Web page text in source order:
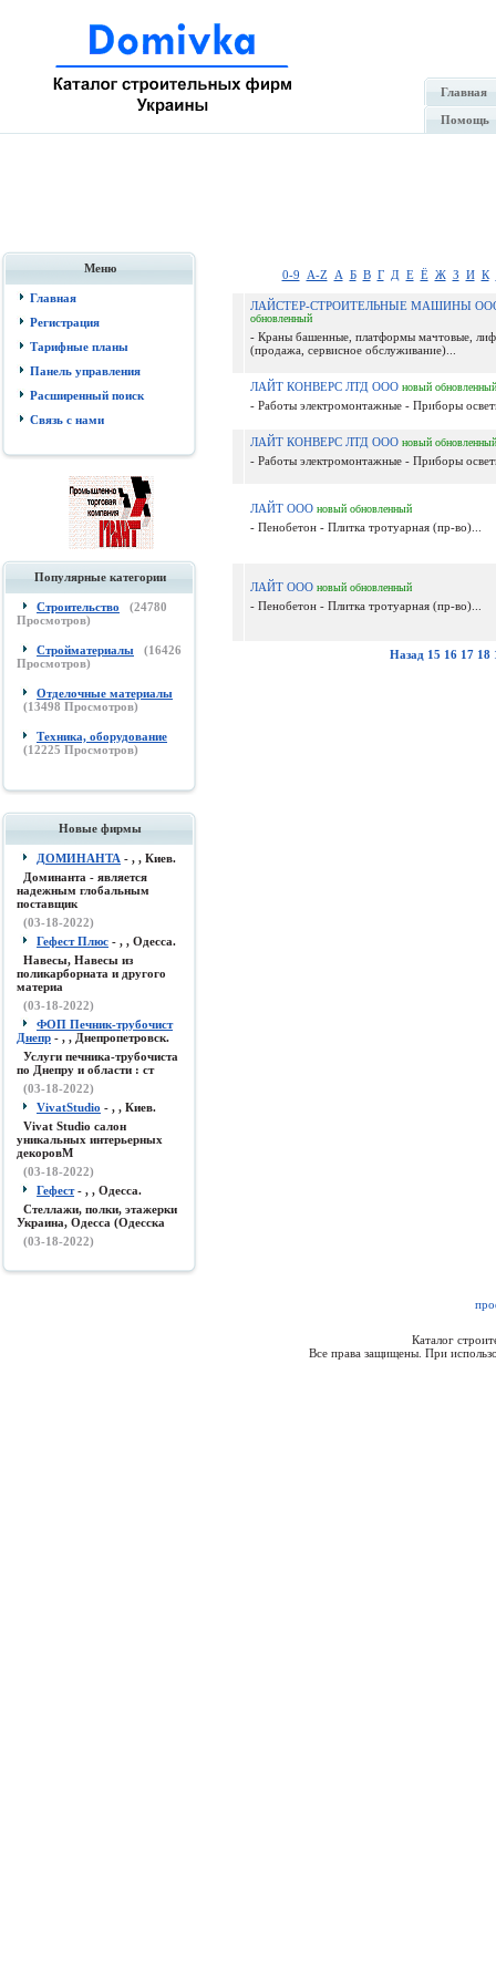
Главная
Помощь
Меню
Главная
Регистрация
Тарифные планы
Панель управления
Расширенный поиск
Связь с нами
Популярные категории
Строительство (24780
Просмотров)
Стройматериалы (16426
Просмотров)
Отделочные материалы
(13498 Просмотров)
Техника, оборудование
(12225 Просмотров)
Новые фирмы
ДОМИНАНТА - , , Киев.
Доминанта - является
надежным глобальным
поставщик
(03-18-2022)
Гефест Плюс - , , Одесса.
Навесы, Навесы из
поликарборната и другого
материа
(03-18-2022)
ФОП Печник-трубочист
Днепр - , , Днепропетровск.
Услуги печника-трубочиста
по Днепру и области : ст
(03-18-2022)
VivatStudio - , , Киев.
Vivat Studio салон
уникальных интерьерных
декоровМ
(03-18-2022)
Гефест- , , Одесса.
Стеллажи, полки, этажерки
Украина, Одесса (Одесска
(03-18-2022)
0-9 A-Z А Б В Г Д Е Ё Ж З И К
ЛАЙСТЕР-СТРОИТЕЛЬНЫЕ МАШИНЫ
обновленный
- Краны башенные, платформы мачтовые,
(продажа, сервисное обслуживание)...
ЛАЙТ КОНВЕРС ЛТД ООО новый обновленный
- Работы электромонтажные - Приборы
ЛАЙТ КОНВЕРС ЛТД ООО новый обновленный
- Работы электромонтажные - Приборы
ЛАЙТ ООО новый обновленный
- Пенобетон - Плитка тротуарная (пр-во)...
ЛАЙТ ООО новый обновленный
- Пенобетон - Плитка тротуарная (пр-во)...
Назад 15 16 17 18
Каталог
Все права защищены. При